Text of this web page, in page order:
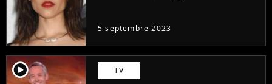
5 septembre 2023
player2 TV